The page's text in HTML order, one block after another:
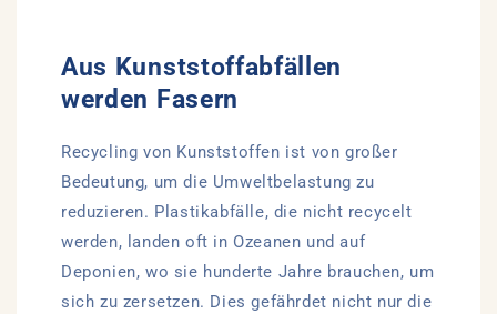
Aus Kunststoffabfällen
werden Fasern
Recycling von Kunststoffen ist von großer
Bedeutung, um die Umweltbelastung zu
reduzieren. Plastikabfälle, die nicht recycelt
werden, landen oft in Ozeanen und auf
Deponien, wo sie hunderte Jahre brauchen, um
sich zu zersetzen. Dies gefährdet nicht nur die